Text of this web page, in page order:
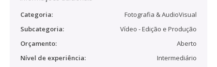
Categoria:
Fotografia & AudioVisual
Subcategoria:
Vídeo - Edição e Produção
Orçamento:
Aberto
Nível de experiência:
Intermediário